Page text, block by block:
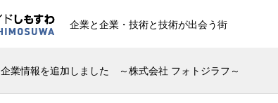
企業と企業・技術と技術が出会う街
企業情報を追加しました ～株式会社 フォトジラフ～